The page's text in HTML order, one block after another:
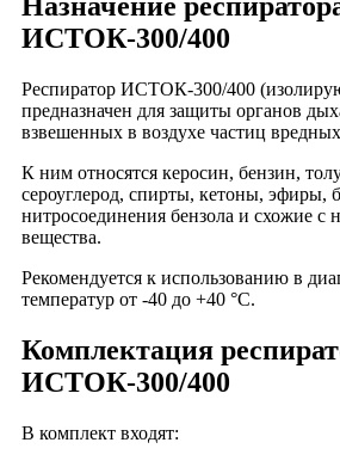
Назначение
ИСТОК-300/400
Респиратор ИСТОК-300/400
предназначен для защиты органов
взвешенных в воздухе частиц
К ним относятся керосин, бензин,
сероуглерод, спирты, кетоны, эфиры,
нитросоединения бензола и схожие с
вещества.
Рекомендуется к использованию в
температур от -40 до +40 °C.
Комплектация
ИСТОК-300/400
В комплект входят: